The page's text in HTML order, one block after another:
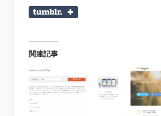
関連記事